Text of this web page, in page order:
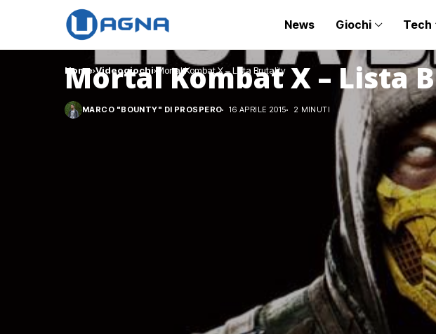
News Giochi Tech
Home Videogiochi Mortal Kombat X – Lista Brutality
Mortal Kombat X – Lista
MARCO "BOUNTY" DI PROSPERO 16 APRILE 2015 2 MINUTI